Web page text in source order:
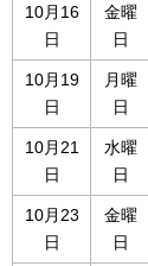
10月16
日
金曜
日
10月19
日
月曜
日
10月21
日
水曜
日
10月23
日
金曜
日